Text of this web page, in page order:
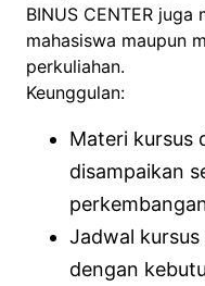
BINUS CENTER
mahasiswa maupun
perkuliahan.
Keunggulan:
Materi kursus
disampaikan
Jadwal
dengan